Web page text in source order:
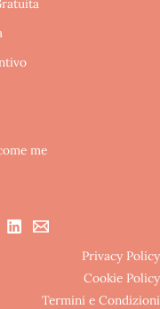
me
Privacy Policy
Cookie Policy
Termini e Condizioni